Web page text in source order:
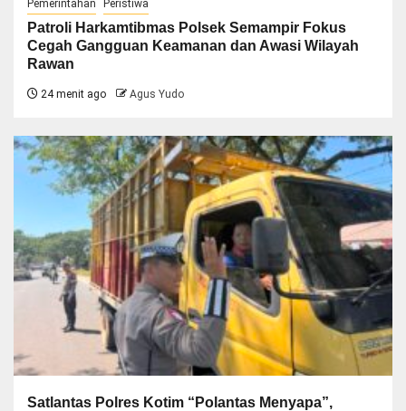
Pemerintahan
Peristiwa
Patroli Harkamtibmas Polsek Semampir Fokus
Cegah Gangguan Keamanan dan Awasi Wilayah
Rawan
24 menit ago Agus Yudo
Satlantas Polres Kotim “Polantas Menyapa”,